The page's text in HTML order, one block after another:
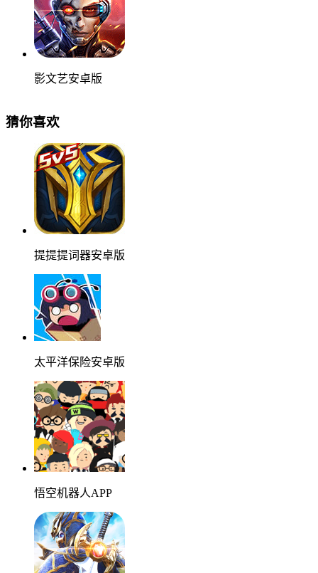
影文艺安卓版
猜你喜欢
提提提词器安卓版
太平洋保险安卓版
悟空机器人APP